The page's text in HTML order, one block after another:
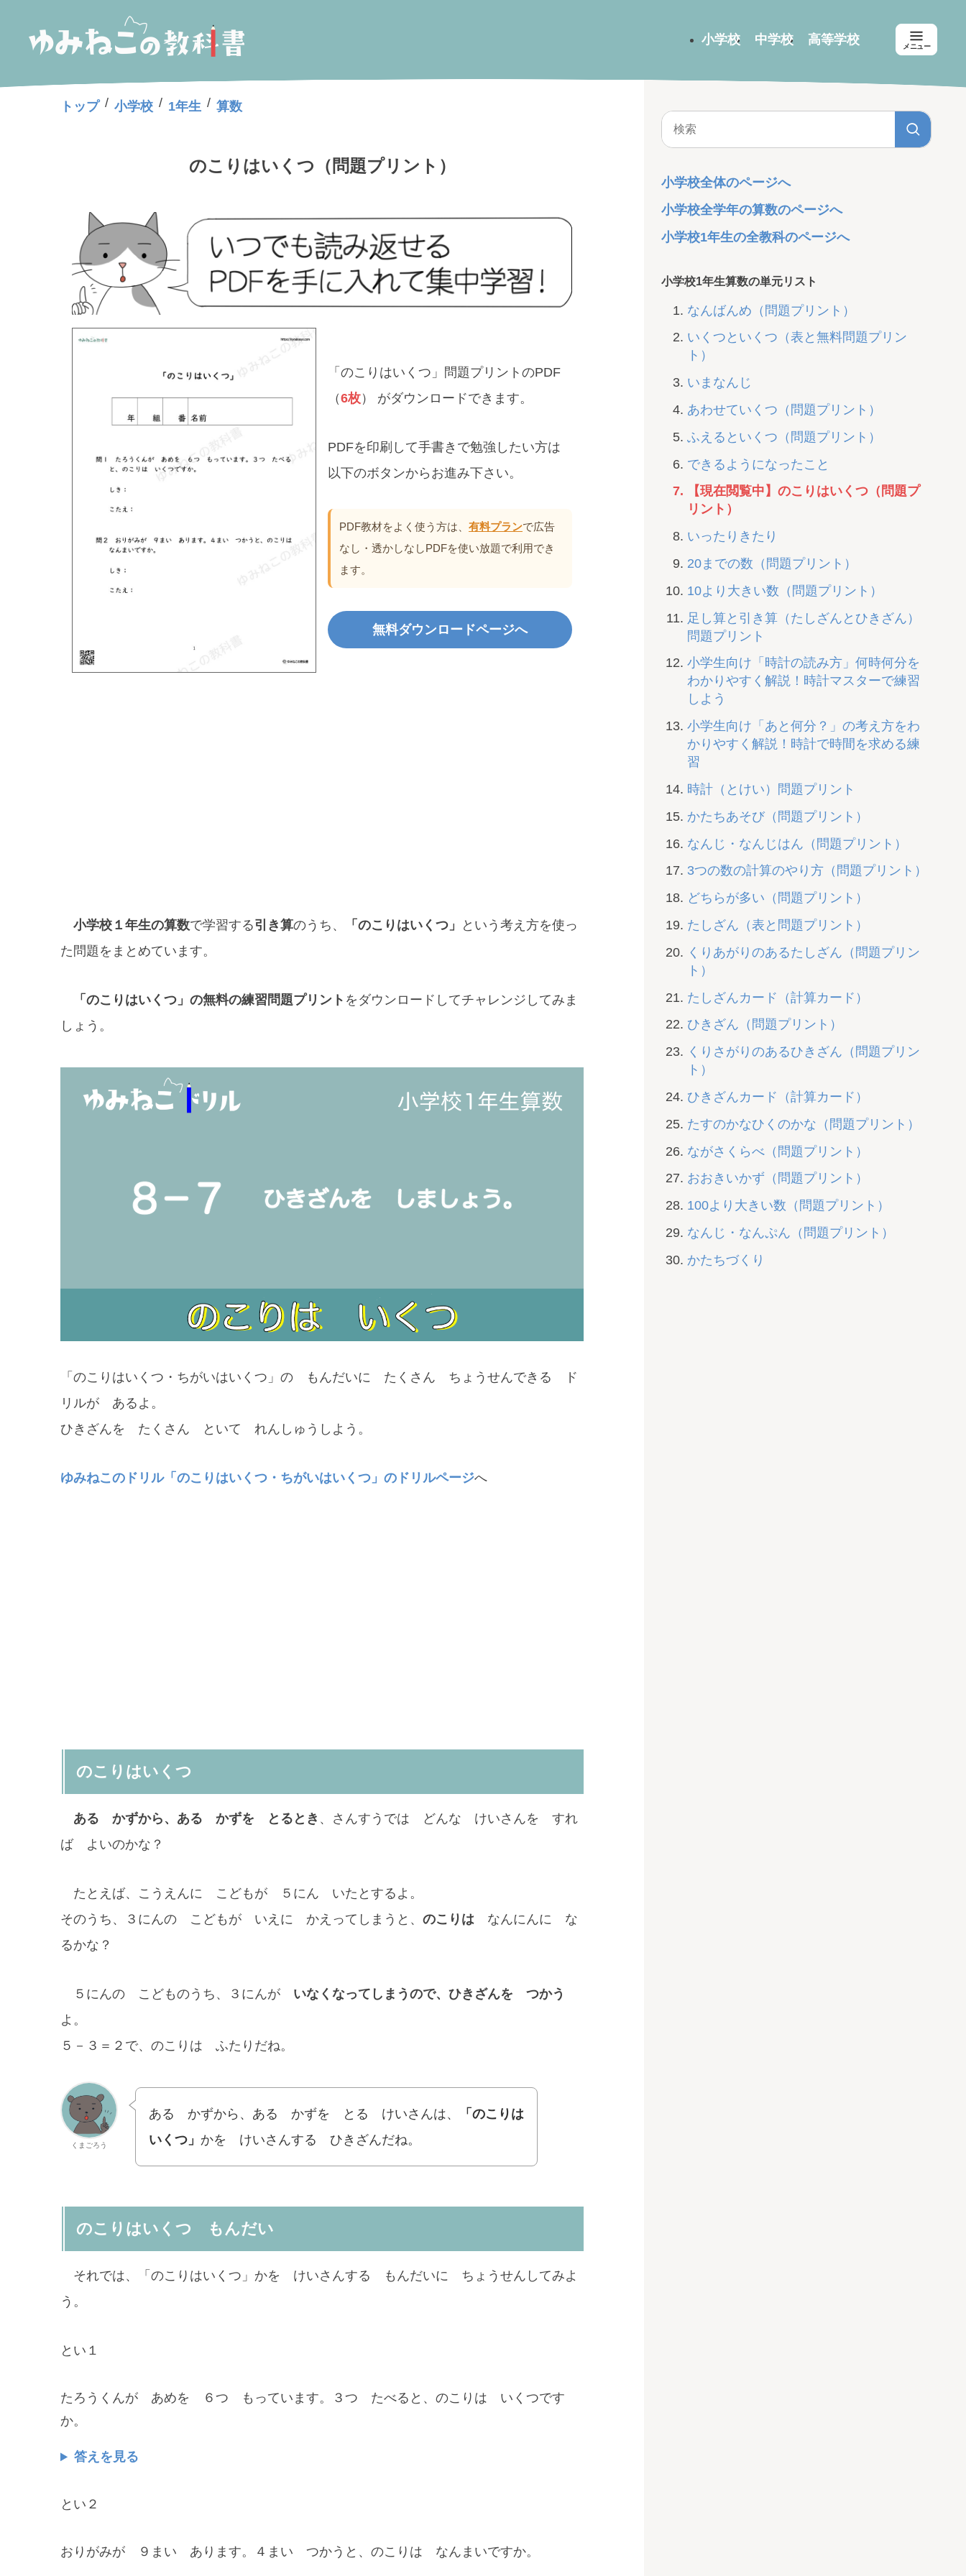
小学校 中学校 高等学校 メニュー
トップ / 小学校 / 1年生 / 算数
のこりはいくつ（問題プリント）
「のこりはいくつ」問題プリントのPDF
（6枚） がダウンロードできます。
PDFを印刷して手書きで勉強したい方は
以下のボタンからお進み下さい。
PDF教材をよく使う方は、 有料プランで広告
なし・透かしなしPDFを使い放題で利用でき
ます。
無料ダウンロードページへ
小学校１年生の算数で学習する引き算のうち、 「のこりはいくつ」
という考え方を使っ
た問題をまとめています。
「のこりはいくつ」の無料の練習問題プリント をダウンロードしてチャレンジしてみま
しょう。
「のこりはいくつ・ちがいはいくつ」の もんだいに たくさん ちょうせんできる ド
リルが あるよ。
ひきざんを たくさん といて れんしゅうしよう。
ゆみねこのドリル「のこりはいくつ・ちがいはいくつ」のドリルページへ
のこりはいくつ
ある かずから、ある かずを とるとき 、さんすうでは どんな けいさんを すれ
ば よいのかな？
たとえば、こうえんに こどもが ５にん いたとするよ。
そのうち、３にんの こどもが いえに かえってしまうと、 のこりは なんにんに な
るかな？
５にんの こどものうち、３にんが いなくなってしまうので、ひきざんを つかう
よ。
５－３＝２で、のこりは ふたりだね。
くまごろう
ある かずから、ある かずを とる けいさんは、
「のこりは
いくつ」 かを けいさんする ひきざんだね。
のこりはいくつ もんだい
それでは、「のこりはいくつ」かを けいさんする もんだいに ちょうせんしてみよ
う。
とい１
たろうくんが あめを ６つ もっています。３つ たべると、のこりは いくつです
か。
答えを見る
とい２
おりがみが ９まい あります。４まい つかうと、のこりは なんまいですか。
小学校全体のページへ
小学校全学年の算数のページへ
小学校1年生の全教科のページへ
小学校1年生算数の単元リスト
なんばんめ（問題プリント）
いくつといくつ（表と無料問題プリン
ト）
いまなんじ
あわせていくつ（問題プリント）
ふえるといくつ（問題プリント）
できるようになったこと
【現在閲覧中】のこりはいくつ（問題プ
リント）
いったりきたり
20までの数（問題プリント）
10より大きい数（問題プリント）
足し算と引き算（たしざんとひきざん）
問題プリント
小学生向け「時計の読み方」何時何分を
わかりやすく解説！時計マスターで練習
しよう
小学生向け「あと何分？」の考え方をわ
かりやすく解説！時計で時間を求める練
習
時計（とけい）問題プリント
かたちあそび（問題プリント）
なんじ・なんじはん（問題プリント）
3つの数の計算のやり方（問題プリント）
どちらが多い（問題プリント）
たしざん（表と問題プリント）
くりあがりのあるたしざん（問題プリン
ト）
たしざんカード（計算カード）
ひきざん（問題プリント）
くりさがりのあるひきざん（問題プリン
ト）
ひきざんカード（計算カード）
たすのかなひくのかな（問題プリント）
ながさくらべ（問題プリント）
おおきいかず（問題プリント）
100より大きい数（問題プリント）
なんじ・なんぷん（問題プリント）
かたちづくり